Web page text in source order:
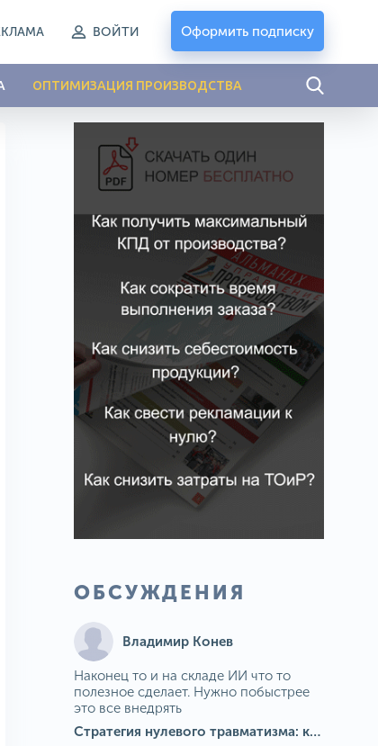
ВОЙТИ Оформить подписку
ОПТИМИЗАЦИЯ ПРОИЗВОДСТВА
ОБСУЖДЕНИЯ
Владимир Конев
Наконец то и на складе ИИ что то
полезное сделает. Нужно побыстрее
это все внедрять
Стратегия нулевого травматизма: как ИИ-камеры Camkord снижают риск наезда на пешехода при работе на погрузчике